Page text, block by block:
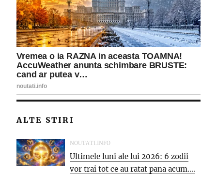
ALTE STIRI
NOUTATI.INFO
Ultimele luni ale lui 2026: 6 zodii
vor trai tot ce au ratat pana acum....